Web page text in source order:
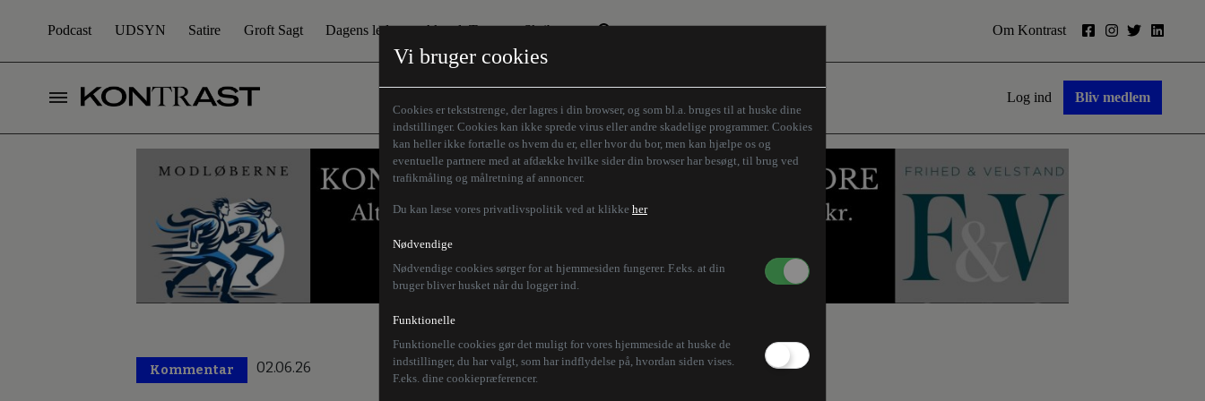
Vi bruger cookies
Cookies er tekststrenge, der lagres i din browser, og som bl.a. bruges til at huske dine
indstillinger. Cookies kan ikke sprede virus eller andre skadelige programmer. Cookies
kan heller ikke fortælle os hvem du er, eller hvor du bor, men kan hjælpe os og
eventuelle partnere med at afdække hvilke sider din browser har besøgt, til brug ved
trafikmåling og målretning af annoncer.
Du kan læse vores privatlivspolitik ved at klikke her
Nødvendige
Nødvendige cookies sørger for at hjemmesiden fungerer. F.eks. at din
bruger bliver husket når du logger ind.
Funktionelle
Funktionelle cookies gør det muligt for vores hjemmeside at huske de
indstillinger, du har valgt, som har indflydelse på, hvordan siden vises.
F.eks. dine cookiepræferencer.
Podcast UDSYN Satire Groft Sagt Dagens leder Aktuelt Tema
Den borgelige brille
Humaniora forfra
Store Danskere
Skribenter
Z-aksen
Om Kontrast
Log ind Bliv medlem
Kommentar 02.06.26